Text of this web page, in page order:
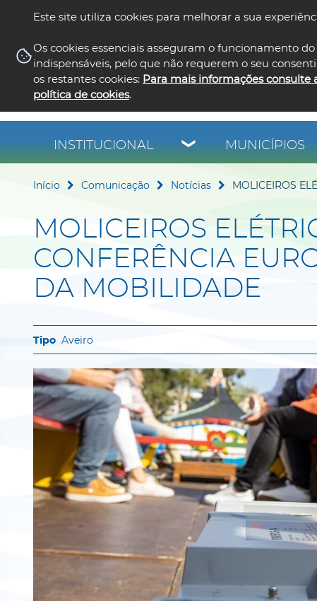
Este site utiliza cookies para melhorar a sua
Os cookies essenciais asseguram o funcionamento do
indispensáveis, pelo que não requerem o seu
os restantes cookies: Para mais informações consulte
política de cookies.
INSTITUCIONAL MUNICÍPIOS
Início Comunicação Notícias MOLICEIROS
MOLICEIROS
CONFERÊNCIA
DA MOBILIDADE
Aveiro